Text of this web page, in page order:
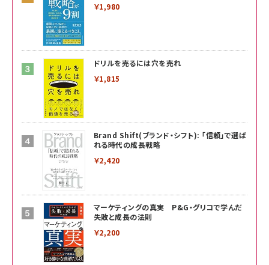
￥1,980
ドリルを売るには穴を売れ
￥1,815
Brand Shift(ブランド・シフト): 「信頼」で選ば
れる時代の成長戦略
￥2,420
マーケティングの真実 P&G・グリコで学んだ
失敗と成長の法則
￥2,200